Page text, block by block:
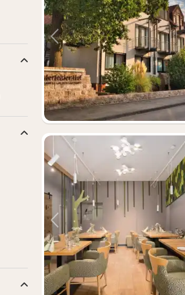
Vorheriges Bild
Vorheriges Bild